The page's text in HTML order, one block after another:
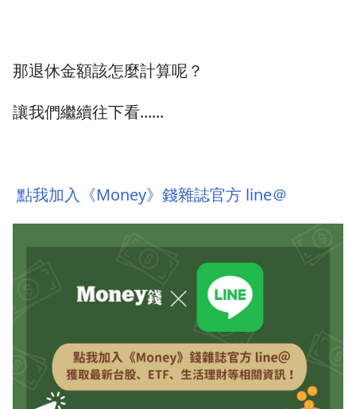
那退休金額該怎麼計算呢？
讓我們繼續往下看......
點我加入《Money》錢雜誌官方 line＠